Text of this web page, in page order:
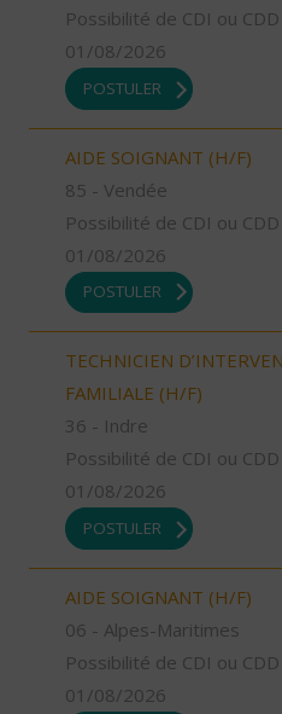
Possibilité de CDI ou CDD
01/08/2026
POSTULER
AIDE SOIGNANT (H/F)
85 - Vendée
Possibilité de CDI ou CDD
01/08/2026
POSTULER
TECHNICIEN
FAMILIALE (H/F)
36 - Indre
Possibilité de CDI ou CDD
01/08/2026
POSTULER
AIDE SOIGNANT (H/F)
06 - Alpes-Maritimes
Possibilité de CDI ou CDD
01/08/2026